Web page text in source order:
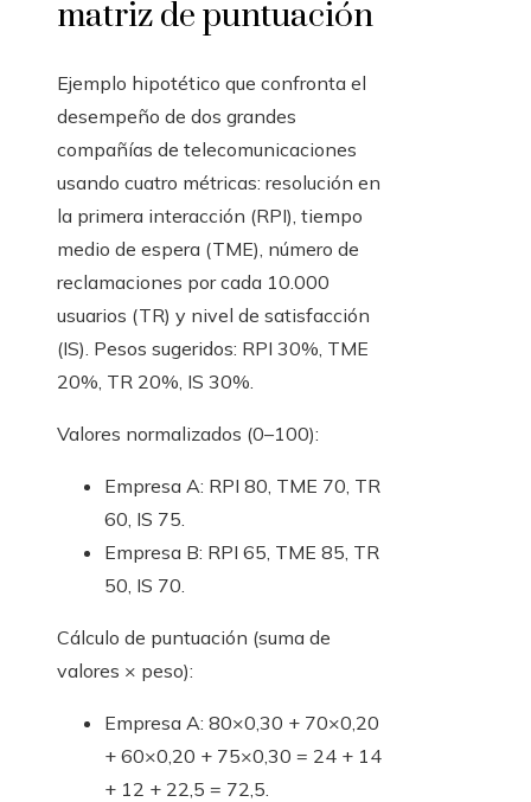
matriz de puntuación
Ejemplo hipotético que confronta el
desempeño de dos grandes
compañías de telecomunicaciones
usando cuatro métricas: resolución en
la primera interacción (RPI), tiempo
medio de espera (TME), número de
reclamaciones por cada 10.000
usuarios (TR) y nivel de satisfacción
(IS). Pesos sugeridos: RPI 30%, TME
20%, TR 20%, IS 30%.
Valores normalizados (0–100):
Empresa A: RPI 80, TME 70, TR
60, IS 75.
Empresa B: RPI 65, TME 85, TR
50, IS 70.
Cálculo de puntuación (suma de
valores × peso):
Empresa A: 80×0,30 + 70×0,20
+ 60×0,20 + 75×0,30 = 24 + 14
+ 12 + 22,5 = 72,5.